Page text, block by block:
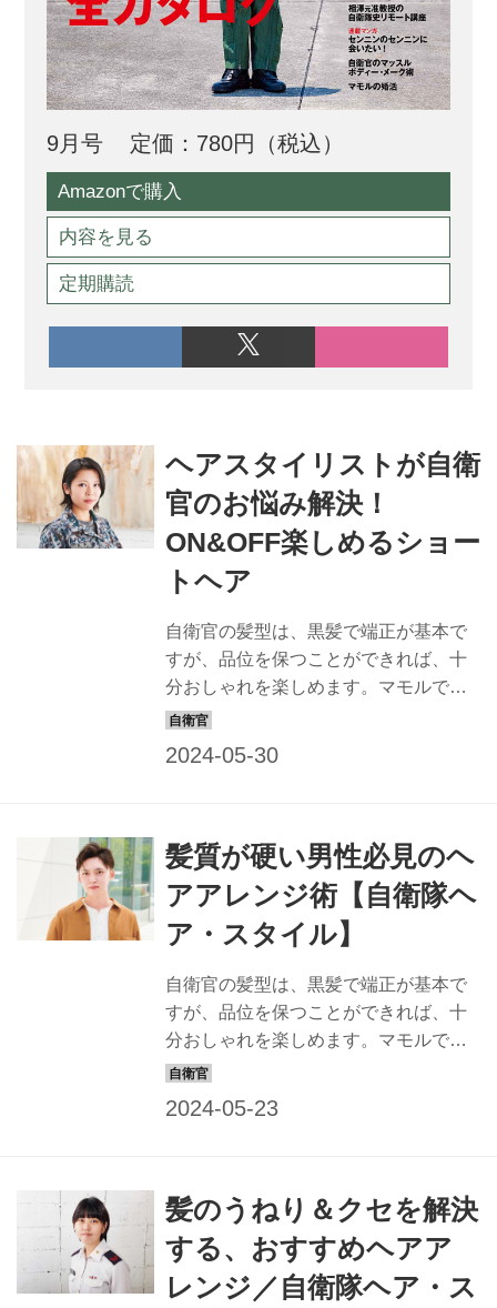
9月号 定価：780円（税込）
Amazonで購入
内容を見る
定期購読
ヘアスタイリストが自衛
官のお悩み解決！
ON&OFF楽しめるショー
トヘア
自衛官の髪型は、黒髪で端正が基本で
すが、品位を保つことができれば、十
分おしゃれを楽しめます。マモルで
は、すてきな隊員の姿は最高の広報に
なると信じ、品位を保ちながら、おし
keiko ヘアスタイリスト歴22年。東京・
表参道にある「NORA HAIR SALON」
にてサロンワークをこなすほか、アー
ティストなどのヘアメークも担当。
ます。自衛隊の皆さん、お待ちしてい
ます！」 BEFORE： モデル隊員 【筏
津里菜 空士長】 任務内容 航空自衛隊高
射教導群整備隊に所...
髪質が硬い男性必見のヘ
アアレンジ術【自衛隊ヘ
ア・スタイル】
自衛官の髪型は、黒髪で端正が基本で
すが、品位を保つことができれば、十
分おしゃれを楽しめます。マモルで
は、すてきな隊員の姿は最高の広報に
【教えてくれたヘアスタイリスト】
keiko ヘアスタイリスト歴22年。東京・
表参道にある「NORA HAIR SALON」
にてサロンワークをこなすほか、アー
髪のうねり＆クセを解決
する、おすすめヘアア
レンジ／自衛隊ヘア・ス